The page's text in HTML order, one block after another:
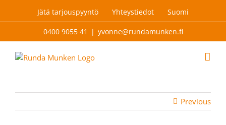
Jätä tarjouspyyntö Yhteystiedot Suomi
0400 9055 41 | yvonne@rundamunken.fi
Previous